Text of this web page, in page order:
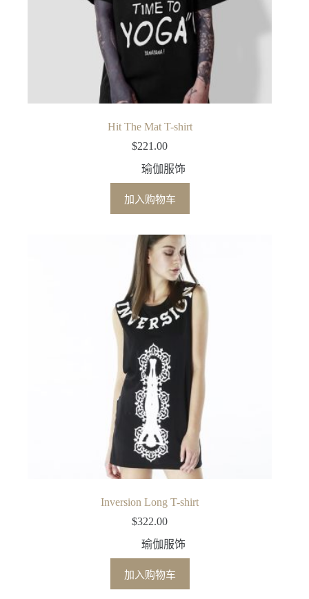
Hit The Mat T-shirt
$221.00
瑜伽服饰
加入购物车
Inversion Long T-shirt
$322.00
瑜伽服饰
加入购物车